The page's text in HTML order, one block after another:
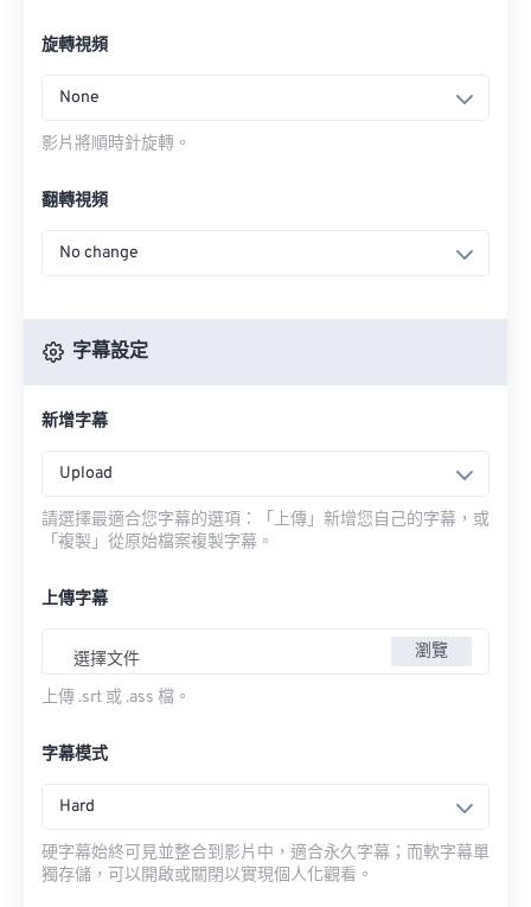
旋轉視頻
None
影片將順時針旋轉。
翻轉視頻
No change
字幕設定
新增字幕
Upload
請選擇最適合您字幕的選項：「上傳」新增您自己的字幕，或
「複製」從原始檔案複製字幕。
上傳字幕
選擇文件 瀏覽
上傳 .srt 或 .ass 檔。
字幕模式
Hard
硬字幕始終可見並整合到影片中，適合永久字幕；而軟字幕單
獨存儲，可以開啟或關閉以實現個人化觀看。